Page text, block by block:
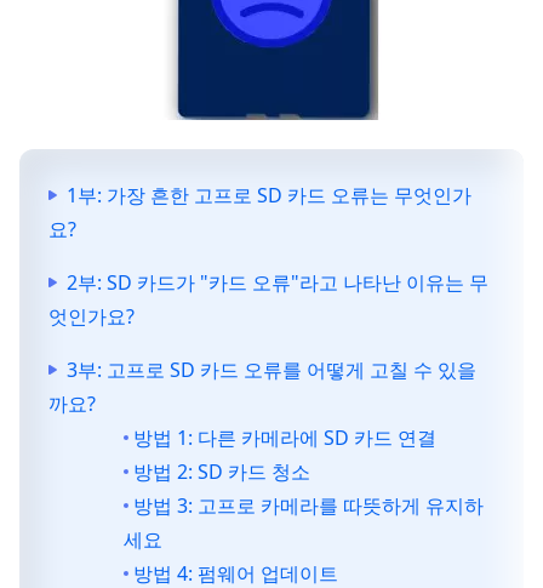
1부: 가장 흔한 고프로 SD 카드 오류는 무엇인가
요?
2부: SD 카드가 "카드 오류"라고 나타난 이유는 무
엇인가요?
3부: 고프로 SD 카드 오류를 어떻게 고칠 수 있을
까요?
방법 1: 다른 카메라에 SD 카드 연결
방법 2: SD 카드 청소
방법 3: 고프로 카메라를 따뜻하게 유지하
세요
방법 4: 펌웨어 업데이트